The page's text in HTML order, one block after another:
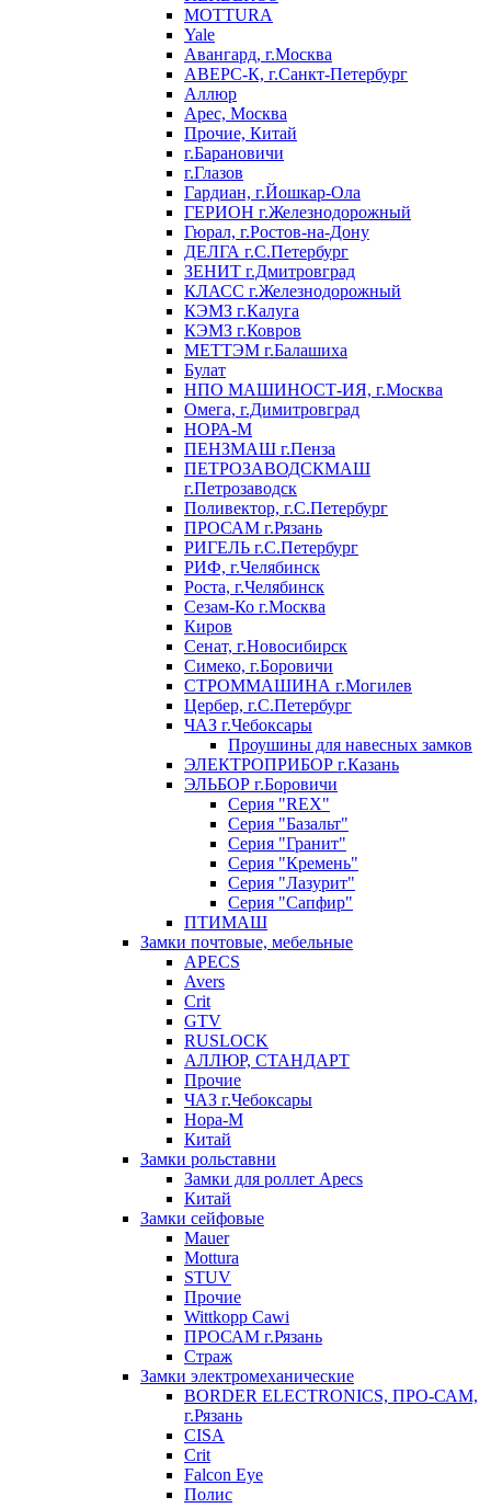
MOTTURA
Yale
Авангард, г.Москва
АВЕРС-К, г.Санкт-Петербург
Аллюр
Арес, Москва
Прочие, Китай
г.Барановичи
г.Глазов
Гардиан, г.Йошкар-Ола
ГЕРИОН г.Железнодорожный
Гюрал, г.Ростов-на-Дону
ДЕЛГА г.С.Петербург
ЗЕНИТ г.Дмитровград
КЛАСС г.Железнодорожный
КЭМЗ г.Калуга
КЭМЗ г.Ковров
МЕТТЭМ г.Балашиха
Булат
НПО МАШИНОСТ-ИЯ, г.Москва
Омега, г.Димитровград
НОРА-М
ПЕНЗМАШ г.Пенза
ПЕТРОЗАВОДСКМАШ
г.Петрозаводск
Поливектор, г.С.Петербург
ПРОСАМ г.Рязань
РИГЕЛЬ г.С.Петербург
РИФ, г.Челябинск
Роста, г.Челябинск
Сезам-Ко г.Москва
Киров
Сенат, г.Новосибирск
Симеко, г.Боровичи
СТРОММАШИНА г.Могилев
Цербер, г.С.Петербург
ЧАЗ г.Чебоксары
Проушины для навесных замков
ЭЛЕКТРОПРИБОР г.Казань
ЭЛЬБОР г.Боровичи
Серия "REX"
Серия "Базальт"
Серия "Гранит"
Серия "Кремень"
Серия "Лазурит"
Серия "Сапфир"
ПТИМАШ
Замки почтовые, мебельные
APECS
Avers
Crit
GTV
RUSLOCK
АЛЛЮР, СТАНДАРТ
Прочие
ЧАЗ г.Чебоксары
Нора-М
Китай
Замки рольставни
Замки для роллет Apecs
Китай
Замки сейфовые
Mauer
Mottura
STUV
Прочие
Wittkopp Cawi
ПРОСАМ г.Рязань
Страж
Замки электромеханические
BORDER ELECTRONICS, ПРО-САМ,
г.Рязань
CISA
Crit
Falcon Eye
Полис